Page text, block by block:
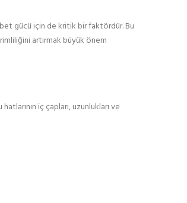
gücü için de kritik bir faktördür. Bu
artırmak büyük önem
iç çapları, uzunlukları ve